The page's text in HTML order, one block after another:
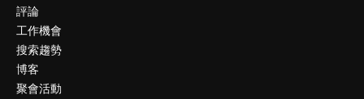
評論
工作機會
搜索趨勢
博客
聚會活動